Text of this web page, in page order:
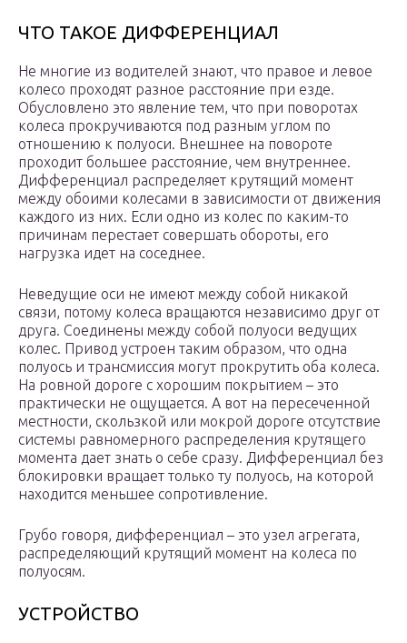
ЧТО ТАКОЕ ДИФФЕРЕНЦИАЛ
Не многие из водителей знают, что правое и левое
колесо проходят разное расстояние при езде.
Обусловлено это явление тем, что при поворотах
колеса прокручиваются под разным углом по
отношению к полуоси. Внешнее на повороте
проходит большее расстояние, чем внутреннее.
Дифференциал распределяет крутящий момент
между обоими колесами в зависимости от движения
каждого из них. Если одно из колес по каким-то
причинам перестает совершать обороты, его
нагрузка идет на соседнее.
Неведущие оси не имеют между собой никакой
связи, потому колеса вращаются независимо друг от
друга. Соединены между собой полуоси ведущих
колес. Привод устроен таким образом, что одна
полуось и трансмиссия могут прокрутить оба колеса.
На ровной дороге с хорошим покрытием – это
практически не ощущается. А вот на пересеченной
местности, скользкой или мокрой дороге отсутствие
системы равномерного распределения крутящего
момента дает знать о себе сразу. Дифференциал без
блокировки вращает только ту полуось, на которой
находится меньшее сопротивление.
Грубо говоря, дифференциал – это узел агрегата,
распределяющий крутящий момент на колеса по
полуосям.
УСТРОЙСТВО